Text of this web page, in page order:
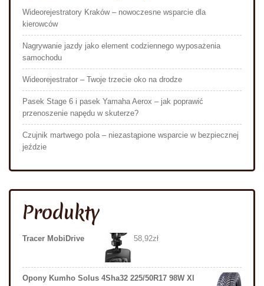
Wideorejestratory Kraków – nowoczesne wsparcie dla
kierowców
Nagrywanie jazdy jako element codziennego wyposażenia
samochodu
Wideorejestrator – Twoje trzecie oko na drodze
Pasek Stage 6 i pasek Yamaha Aerox – jak poprawić
przenoszenie napędu w skuterze?
Czujnik martwego pola – niezastąpione wsparcie w bezpiecznej
jeździe
Produkty
Tracer MobiDrive 58,92zł
Opony Kumho Solus 4Sha32 225/50R17 98W Xl